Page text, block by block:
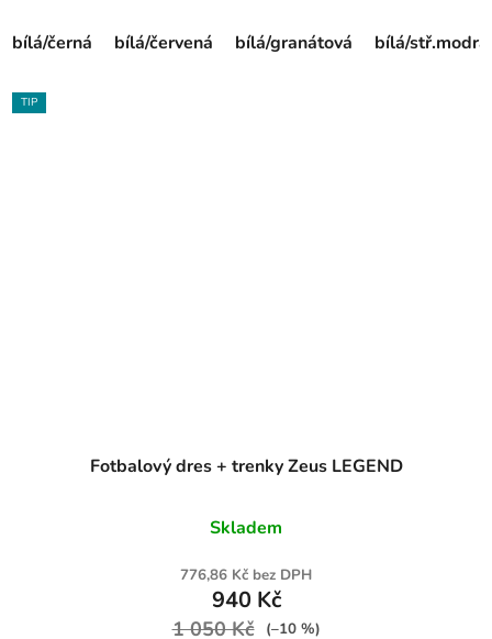
bílá/černá bílá/červená bílá/granátová bílá/stř.modrá
TIP
Fotbalový dres + trenky Zeus LEGEND
Skladem
776,86 Kč bez DPH
940 Kč
1 050 Kč (–10 %)